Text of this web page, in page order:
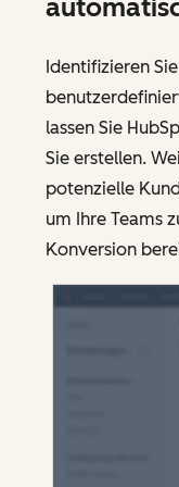
Identifizieren
lassen Sie
Sie erstellen.
potenzielle
um Ihre Teams
Konversion